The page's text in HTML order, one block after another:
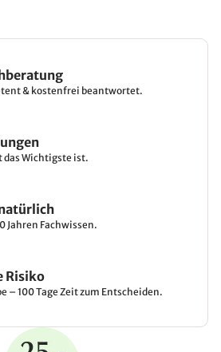
& kostenfrei beantwortet.
das Wichtigste ist.
Jahren Fachwissen.
Risiko
– 100 Tage Zeit zum Entscheiden.